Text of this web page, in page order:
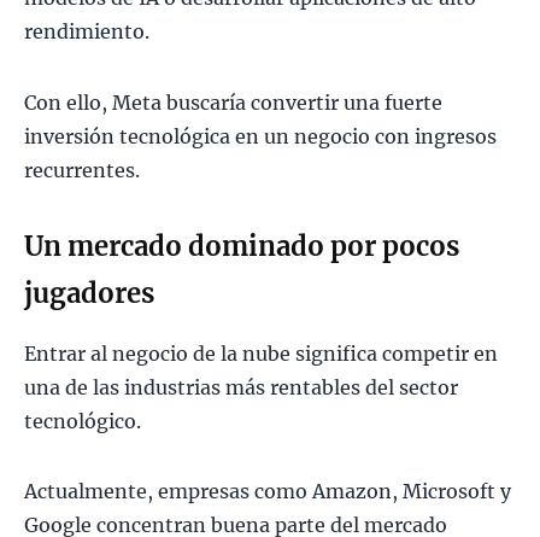
rendimiento.
Con ello, Meta buscaría convertir una fuerte
inversión tecnológica en un negocio con ingresos
recurrentes.
Un mercado dominado por pocos
jugadores
Entrar al negocio de la nube significa competir en
una de las industrias más rentables del sector
tecnológico.
Actualmente, empresas como Amazon, Microsoft y
Google concentran buena parte del mercado